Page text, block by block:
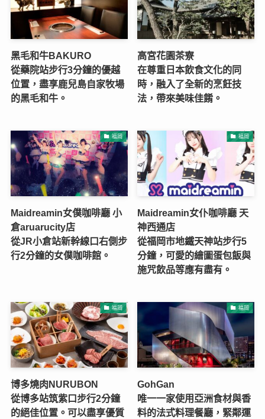
黑毛和牛BAKURO
從藥院站步行3分鐘的優越
位置，盡享鹿兒島自家牧場
的黑毛和牛。
高宮花園茶寮
在尊重日本飲食文化的同
時，融入了全新的烹飪技
法，帶來美味佳餚。
福岡
Maidreamin女僕咖啡廳 小
倉aruarucity店
從JR小倉站新幹線口右側步
行2分鐘的女僕咖啡館。
福岡
Maidreamin女仆咖啡廳 天
神西通店
從福岡市地鐵天神站步行5
分鐘，可愛的繪圖蛋包飯與
施咒飲品等應有盡有。
福岡
博多燒肉NURUBON
從博多站筑紫口步行2分鐘
的絕佳位置。可以盡享優質
福岡
GohGan
唯一一家使用亞洲食材與香
料的法式料理餐廳，緊鄰運